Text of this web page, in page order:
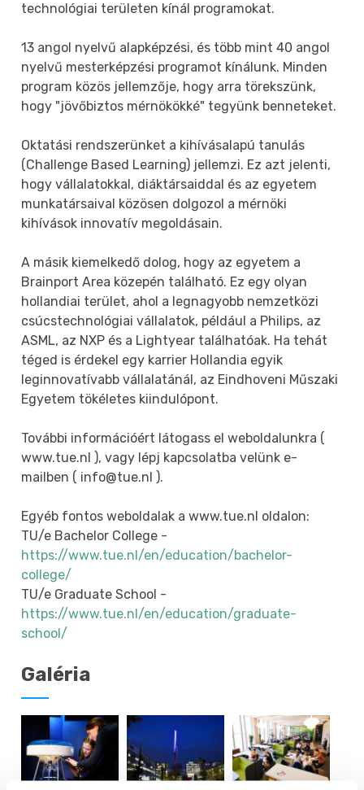
technológiai területen kínál programokat.
13 angol nyelvű alapképzési, és több mint 40 angol
nyelvű mesterképzési programot kínálunk. Minden
program közös jellemzője, hogy arra törekszünk,
hogy "jövőbiztos mérnökökké" tegyünk benneteket.
Oktatási rendszerünket a kihívásalapú tanulás
(Challenge Based Learning) jellemzi. Ez azt jelenti,
hogy vállalatokkal, diáktársaiddal és az egyetem
munkatársaival közösen dolgozol a mérnöki
kihívások innovatív megoldásain.
A másik kiemelkedő dolog, hogy az egyetem a
Brainport Area közepén található. Ez egy olyan
hollandiai terület, ahol a legnagyobb nemzetközi
csúcstechnológiai vállalatok, például a Philips, az
ASML, az NXP és a Lightyear találhatóak. Ha tehát
téged is érdekel egy karrier Hollandia egyik
leginnovatívabb vállalatánál, az Eindhoveni Műszaki
Egyetem tökéletes kiindulópont.
További információért látogass el weboldalunkra (
www.tue.nl ), vagy lépj kapcsolatba velünk e-
mailben ( info@tue.nl ).
Egyéb fontos weboldalak a www.tue.nl oldalon:
TU/e Bachelor College -
https://www.tue.nl/en/education/bachelor-
college/
TU/e Graduate School -
https://www.tue.nl/en/education/graduate-
school/
Galéria